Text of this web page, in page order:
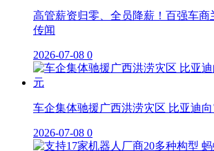
高管薪资归零、全员降薪！百强车商
传闻
2026-07-08 0
车企集体驰援广西洪涝灾区 比亚迪
2026-07-08 0